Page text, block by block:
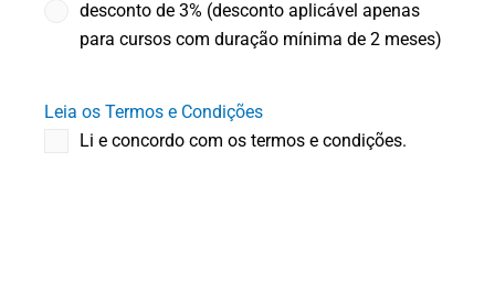
desconto de 3% (desconto aplicável apenas
para cursos com duração mínima de 2 meses)
Leia os Termos e Condições
Li e concordo com os termos e condições.